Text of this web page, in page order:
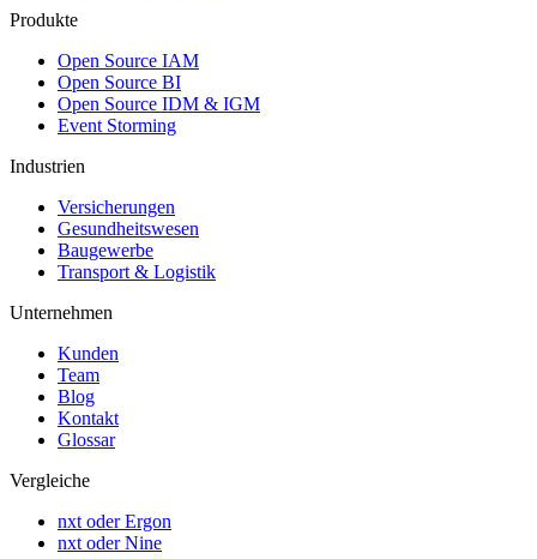
Produkte
Open Source IAM
Open Source BI
Open Source IDM & IGM
Event Storming
Industrien
Versicherungen
Gesundheitswesen
Baugewerbe
Transport & Logistik
Unternehmen
Kunden
Team
Blog
Kontakt
Glossar
Vergleiche
nxt oder Ergon
nxt oder Nine